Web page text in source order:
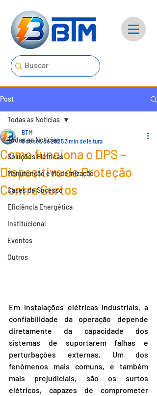
Post
Todas as Notícias
Soluções Elétricas
Manutenção e Modernização
Cases de Sucesso
Eficiência Energética
Institucional
Eventos
Outros
Todas as Notícias
Como funciona o DPS –
Dispositivo de Proteção
Contra Surtos
BTM
8 de set. de 20253 min de leitura
Em instalações elétricas industriais, a
confiabilidade da operação depende
diretamente da capacidade dos
sistemas de suportarem falhas e
perturbações externas. Um dos
fenômenos mais comuns, e também
mais prejudiciais, são os surtos
elétricos, capazes de comprometer